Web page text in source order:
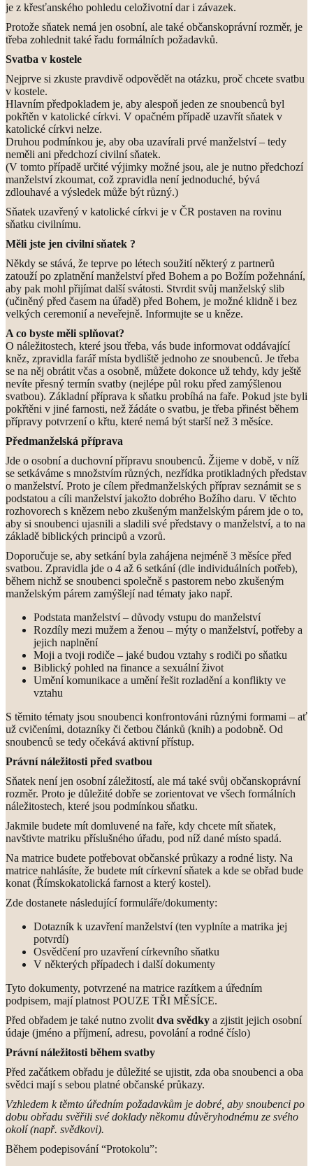
je z křesťanského pohledu celoživotní dar i závazek.
Protože sňatek nemá jen osobní, ale také občanskoprávní rozměr, je
třeba zohlednit také řadu formálních požadavků.
Svatba v kostele
Nejprve si zkuste pravdivě odpovědět na otázku, proč chcete svatbu
v kostele.
Hlavním předpokladem je, aby alespoň jeden ze snoubenců byl
pokřtěn v katolické církvi. V opačném případě uzavřít sňatek v
katolické církvi nelze.
Druhou podmínkou je, aby oba uzavírali prvé manželství – tedy
neměli ani předchozí civilní sňatek.
(V tomto případě určité výjimky možné jsou, ale je nutno předchozí
manželství zkoumat, což zpravidla není jednoduché, bývá
zdlouhavé a výsledek může být různý.)
Sňatek uzavřený v katolické církvi je v ČR postaven na rovinu
sňatku civilnímu.
Měli jste jen civilní sňatek ?
Někdy se stává, že teprve po létech soužití některý z partnerů
zatouží po zplatnění manželství před Bohem a po Božím požehnání,
aby pak mohl přijímat další svátosti. Stvrdit svůj manželský slib
(učiněný před časem na úřadě) před Bohem, je možné klidně i bez
velkých ceremonií a neveřejně. Informujte se u kněze.
A co byste měli splňovat?
O náležitostech, které jsou třeba, vás bude informovat oddávající
kněz, zpravidla farář místa bydliště jednoho ze snoubenců. Je třeba
se na něj obrátit včas a osobně, můžete dokonce už tehdy, kdy ještě
nevíte přesný termín svatby (nejlépe půl roku před zamýšlenou
svatbou). Základní příprava k sňatku probíhá na faře. Pokud jste byli
pokřtěni v jiné farnosti, než žádáte o svatbu, je třeba přinést během
přípravy potvrzení o křtu, které nemá být starší než 3 měsíce.
Předmanželská příprava
Jde o osobní a duchovní přípravu snoubenců. Žijeme v době, v níž
se setkáváme s množstvím různých, nezřídka protikladných představ
o manželství. Proto je cílem předmanželských příprav seznámit se s
podstatou a cíli manželství jakožto dobrého Božího daru. V těchto
rozhovorech s knězem nebo zkušeným manželským párem jde o to,
aby si snoubenci ujasnili a sladili své představy o manželství, a to na
základě biblických principů a vzorů.
Doporučuje se, aby setkání byla zahájena nejméně 3 měsíce před
svatbou. Zpravidla jde o 4 až 6 setkání (dle individuálních potřeb),
během nichž se snoubenci společně s pastorem nebo zkušeným
manželským párem zamýšlejí nad tématy jako např.
Podstata manželství – důvody vstupu do manželství
Rozdíly mezi mužem a ženou – mýty o manželství, potřeby a
jejich naplnění
Moji a tvoji rodiče – jaké budou vztahy s rodiči po sňatku
Biblický pohled na finance a sexuální život
Umění komunikace a umění řešit rozladění a konflikty ve
vztahu
S těmito tématy jsou snoubenci konfrontováni různými formami – ať
už cvičeními, dotazníky či četbou článků (knih) a podobně. Od
snoubenců se tedy očekává aktivní přístup.
Právní náležitosti před svatbou
Sňatek není jen osobní záležitostí, ale má také svůj občanskoprávní
rozměr. Proto je důležité dobře se zorientovat ve všech formálních
náležitostech, které jsou podmínkou sňatku.
Jakmile budete mít domluvené na faře, kdy chcete mít sňatek,
navštivte matriku příslušného úřadu, pod níž dané místo spadá.
Na matrice budete potřebovat občanské průkazy a rodné listy. Na
matrice nahlásíte, že budete mít církevní sňatek a kde se obřad bude
konat (Římskokatolická farnost a který kostel).
Zde dostanete následující formuláře/dokumenty:
Dotazník k uzavření manželství (ten vyplníte a matrika jej
potvrdí)
Osvědčení pro uzavření církevního sňatku
V některých případech i další dokumenty
Tyto dokumenty, potvrzené na matrice razítkem a úředním
podpisem, mají platnost POUZE TŘI MĚSÍCE.
Před obřadem je také nutno zvolit dva svědky a zjistit jejich osobní
údaje (jméno a příjmení, adresu, povolání a rodné číslo)
Právní náležitosti během svatby
Před začátkem obřadu je důležité se ujistit, zda oba snoubenci a oba
svědci mají s sebou platné občanské průkazy.
Vzhledem k těmto úředním požadavkům je dobré, aby snoubenci po
dobu obřadu svěřili své doklady někomu důvěryhodnému ze svého
okolí (např. svědkovi).
Během podepisování “Protokolu”: